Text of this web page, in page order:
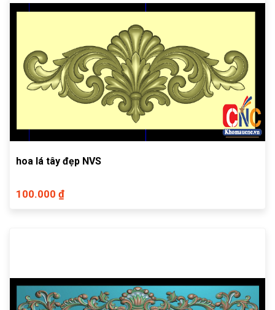
hoa lá tây đẹp NVS
100.000 ₫